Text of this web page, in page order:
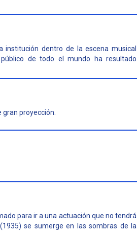
institución dentro de la escena musical
de todo el mundo ha resultado
gran proyección.
para ir a una actuación que no tendrá
se sumerge en las sombras de la